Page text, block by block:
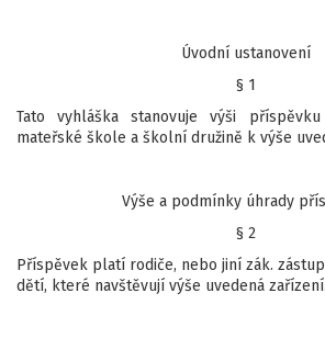
Úvodní ustanovení
§ 1
Tato vyhláška stanovuje výši
mateřské škole a školní družině k výše
Výše a podmínky úhrady
§ 2
Příspěvek platí rodiče, nebo jiní zák.
dětí, které navštěvují výše uvedená zařízení.